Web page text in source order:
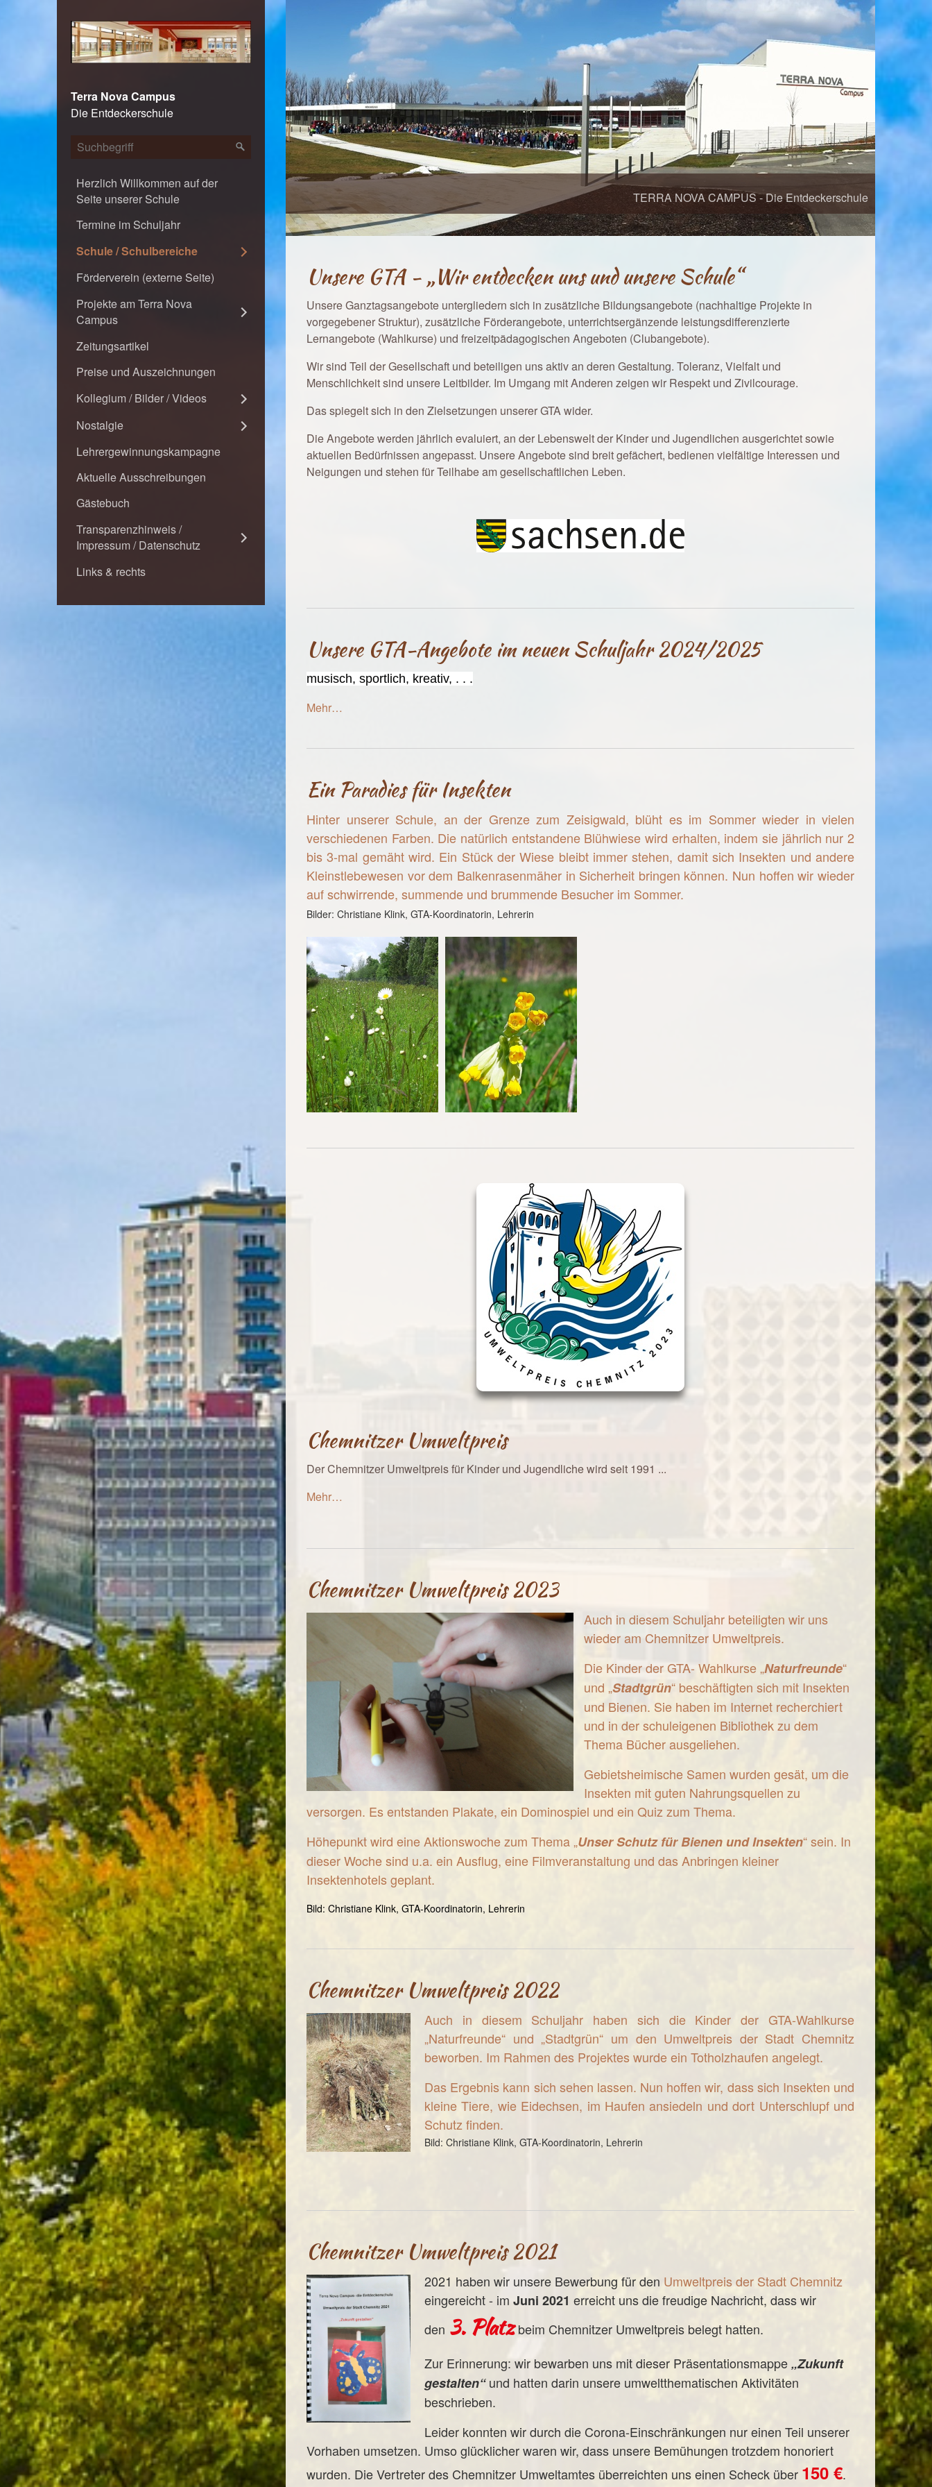
Terra Nova Campus
Die Entdeckerschule
Herzlich Willkommen auf der
Seite unserer Schule
Termine im Schuljahr
Schule / Schulbereiche
Förderverein (externe Seite)
Projekte am Terra Nova
Campus
Zeitungsartikel
Preise und Auszeichnungen
Kollegium / Bilder / Videos
Nostalgie
Lehrergewinnungskampagne
Aktuelle Ausschreibungen
Gästebuch
Transparenzhinweis /
Impressum / Datenschutz
Links & rechts
TERRA NOVA CAMPUS - Die Entdeckerschule TERRA NOVA CAMPUS - Die Entdeckerschule
Unsere GTA - „Wir entdecken uns und unsere Schule“
Unsere Ganztagsangebote untergliedern sich in zusätzliche Bildungsangebote (nachhaltige Projekte in
vorgegebener Struktur), zusätzliche Förderangebote, unterrichtsergänzende leistungsdifferenzierte
Lernangebote (Wahlkurse) und freizeitpädagogischen Angeboten (Clubangebote).
Wir sind Teil der Gesellschaft und beteiligen uns aktiv an deren Gestaltung. Toleranz, Vielfalt und
Menschlichkeit sind unsere Leitbilder. Im Umgang mit Anderen zeigen wir Respekt und Zivilcourage.
Das spiegelt sich in den Zielsetzungen unserer GTA wider.
Die Angebote werden jährlich evaluiert, an der Lebenswelt der Kinder und Jugendlichen ausgerichtet sowie
aktuellen Bedürfnissen angepasst. Unsere Angebote sind breit gefächert, bedienen vielfältige Interessen und
Neigungen und stehen für Teilhabe am gesellschaftlichen Leben.
Unsere GTA-Angebote im neuen Schuljahr 2024/2025
musisch, sportlich, kreativ, . . .
Mehr…
Ein Paradies für Insekten
Hinter unserer Schule, an der Grenze zum Zeisigwald, blüht es im Sommer wieder in vielen
verschiedenen Farben. Die natürlich entstandene Blühwiese wird erhalten, indem sie jährlich nur 2
bis 3-mal gemäht wird. Ein Stück der Wiese bleibt immer stehen, damit sich Insekten und andere
Kleinstlebewesen vor dem Balkenrasenmäher in Sicherheit bringen können. Nun hoffen wir wieder
auf schwirrende, summende und brummende Besucher im Sommer.
Bilder: Christiane Klink, GTA-Koordinatorin, Lehrerin
Chemnitzer Umweltpreis
Der Chemnitzer Umweltpreis für Kinder und Jugendliche wird seit 1991 ...
Mehr…
Chemnitzer Umweltpreis 2023
Auch in diesem Schuljahr beteiligten wir uns
wieder am Chemnitzer Umweltpreis.
Die Kinder der GTA- Wahlkurse „Naturfreunde“
und „Stadtgrün“ beschäftigten sich mit Insekten
und Bienen. Sie haben im Internet recherchiert
und in der schuleigenen Bibliothek zu dem
Thema Bücher ausgeliehen.
Gebietsheimische Samen wurden gesät, um die
Insekten mit guten Nahrungsquellen zu
versorgen. Es entstanden Plakate, ein Dominospiel und ein Quiz zum Thema.
Höhepunkt wird eine Aktionswoche zum Thema „Unser Schutz für Bienen und Insekten“ sein. In
dieser Woche sind u.a. ein Ausflug, eine Filmveranstaltung und das Anbringen kleiner
Insektenhotels geplant.
Bild: Christiane Klink, GTA-Koordinatorin, Lehrerin
Chemnitzer Umweltpreis 2022
Auch in diesem Schuljahr haben sich die Kinder der GTA-Wahlkurse
„Naturfreunde“ und „Stadtgrün“ um den Umweltpreis der Stadt Chemnitz
beworben. Im Rahmen des Projektes wurde ein Totholzhaufen angelegt.
Das Ergebnis kann sich sehen lassen. Nun hoffen wir, dass sich Insekten und
kleine Tiere, wie Eidechsen, im Haufen ansiedeln und dort Unterschlupf und
Schutz finden.
Bild: Christiane Klink, GTA-Koordinatorin, Lehrerin
Chemnitzer Umweltpreis 2021
2021 haben wir unsere Bewerbung für den Umweltpreis der Stadt Chemnitz
eingereicht - im Juni 2021 erreicht uns die freudige Nachricht, dass wir
den 3. Platzbeim Chemnitzer Umweltpreis belegt hatten.
Zur Erinnerung: wir bewarben uns mit dieser Präsentationsmappe„Zukunft
gestalten“und hatten darin unsere umweltthematischen Aktivitäten
beschrieben.
Leider konnten wir durch die Corona-Einschränkungen nur einen Teil unserer
Vorhaben umsetzen. Umso glücklicher waren wir, dass unsere Bemühungen trotzdem honoriert
wurden. Die Vertreter des Chemnitzer Umweltamtes überreichten uns einen Scheck über 150 €.